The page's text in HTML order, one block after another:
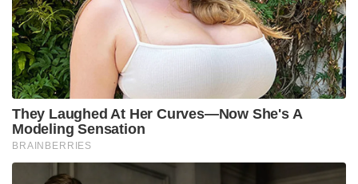
They Laughed At Her Curves—Now She's A
Modeling Sensation
BRAINBERRIES